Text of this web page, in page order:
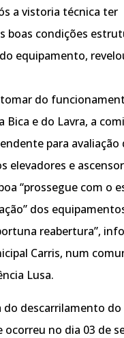
a vistoria técnica ter
boas condições
equipamento,
do
Bica e do Lavra, a
para avaliação
elevadores e
“prossegue com o
dos
reabertura”,
Carris, num
Lusa.
do descarrilamento
ocorreu no dia 03 de